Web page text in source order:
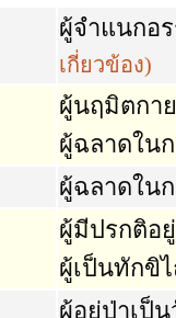
ผู้จำแนกอ
เกี่ยวข้อง)
ผู้นฤมิตกา
ผู้ฉลาดใน
ผู้ฉลาดใน
ผู้มีปรกติอ
ผู้เป็นทักขิ
ผู้อยู่ป่าเป็น